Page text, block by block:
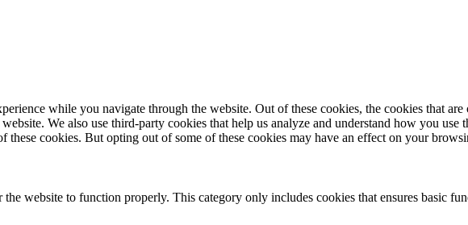
while you navigate through the website. Out of these cookies, the cookies that are
We also use third-party cookies that help us analyze and understand how you
these cookies. But opting out of some of these cookies may have an effect on your
the website to function properly. This category only includes cookies that ensures basic